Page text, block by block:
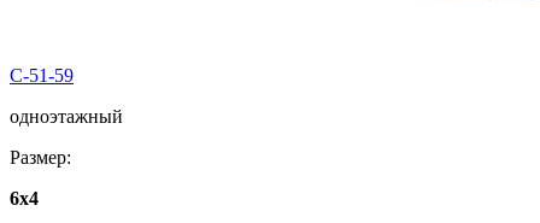
C-51-59
одноэтажный
Размер:
6х4